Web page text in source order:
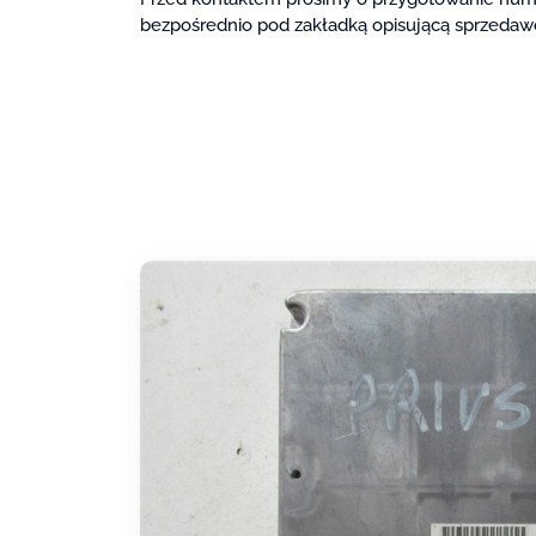
bezpośrednio pod zakładką opisującą